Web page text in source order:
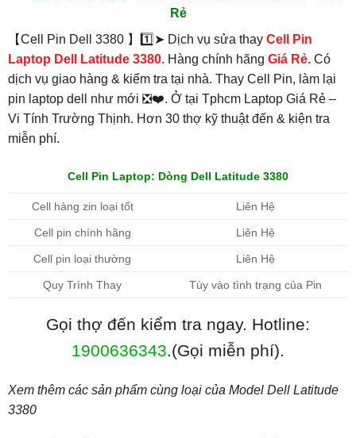
Rẻ
【Cell Pin Dell 3380 】1️⃣➤ Dịch vụ sửa thay Cell Pin
Laptop Dell Latitude 3380. Hàng chính hãng Giá Rẻ.Có
dịch vụ giao hàng & kiểm tra tại nhà. Thay Cell Pin, làm lại
pin laptop dell như mới ❎❤️. Ở tại Tphcm Laptop Giá Rẻ –
Vi Tính Trường Thịnh. Hơn 30 thợ kỹ thuật đến & kiện tra
miễn phí.
Cell Pin Laptop: Dòng Dell Latitude 3380
Cell hàng zin loại tốt Liên Hệ
Cell pin chính hãng Liên Hệ
Cell pin loại thường Liên Hệ
Quy Trình Thay Tùy vào tình trạng của Pin
Gọi thợ đến kiểm tra ngay. Hotline:
1900636343.(Gọi miễn phí).
Xem thêm các sản phẩm cùng loại của Model Dell Latitude
3380